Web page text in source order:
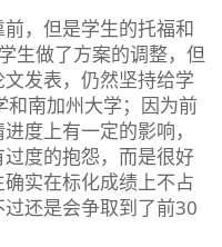
，但是学生的托福和
生做了方案的调整，但
发表，仍然坚持给学
南加州大学；因为前
度上有一定的影响，
度的抱怨，而是很好
实在标化成绩上不占
还是会争取到了前30